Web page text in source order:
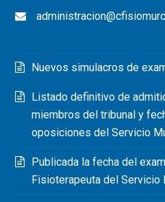
Nuevos simulacros de
Listado definitivo de
miembros del tribunal y
oposiciones del Servicio
Publicada la fecha del
Fisioterapeuta del Servicio